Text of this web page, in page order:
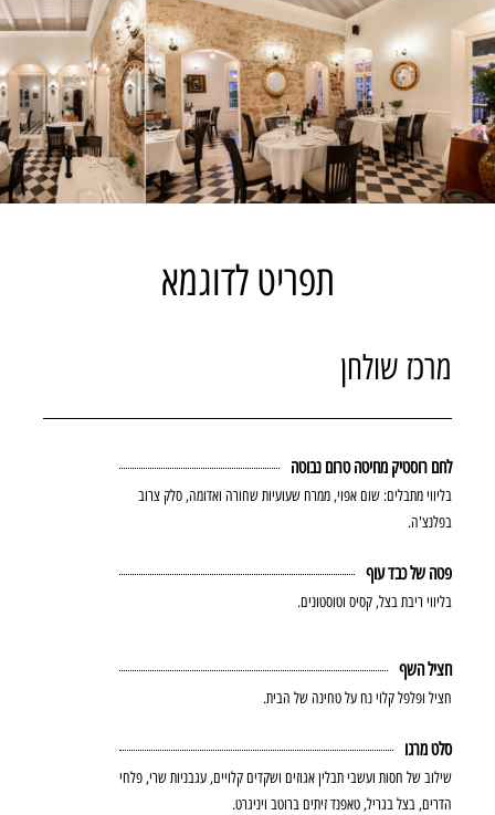
תפריט לדוגמא
מרכז שולחן
לחם רוסטיק מחיטה טרום נבוטה
בליווי מתבלים: שום אפוי, ממרח שעועיות שחורה ואדומה, סלק צרוב
בפלנצ'ה.
פטה של כבד עוף
בליווי ריבת בצל, קסיס וטוסטונים.
חציל השף
חציל ופלפל קלוי נח על טחינה של הבית.
סלט מרגו
שילוב של חסות ועשבי תבלין אגוזים ושקדים קלויים, עגבניות שרי, פלחי
הדרים, בצל בגריל, טאפנד זיתים ברוטב ויניגרט.